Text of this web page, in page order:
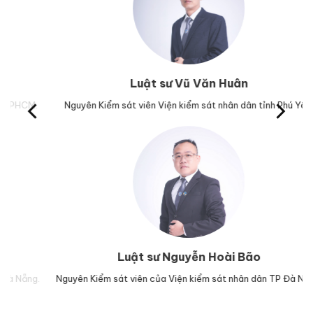
Luật sư Vũ Văn Huân
Nguyên Kiểm sát viên Viện kiểm sát nhân dân tỉnh Phú Yên.
Luật sư Nguyễn Hoài Bão
Nguyên Kiểm sát viên của Viện kiểm sát nhân dân TP Đà Nẵng.